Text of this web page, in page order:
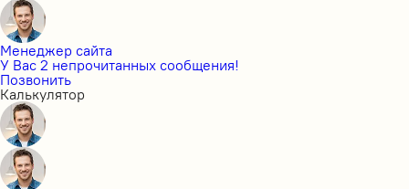
Менеджер сайта
У Вас 2 непрочитанных сообщения!
Позвонить
Калькулятор